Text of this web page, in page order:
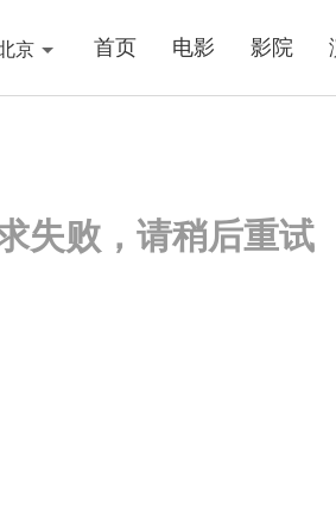
京 首页 电影 影院
失败，请稍后重试